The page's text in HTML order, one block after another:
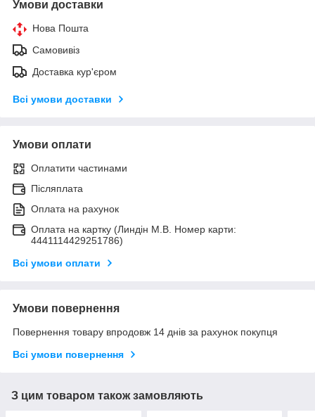
Умови доставки
Нова Пошта
Самовивіз
Доставка кур'єром
Всі умови доставки
Умови оплати
Оплатити частинами
Післяплата
Оплата на рахунок
Оплата на картку (Линдін М.В. Номер карти:
4441114429251786)
Всі умови оплати
Умови повернення
Повернення товару впродовж 14 днів за рахунок покупця
Всі умови повернення
З цим товаром також замовляють